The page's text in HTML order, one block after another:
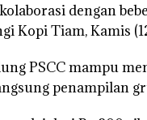
dengan
Kopi Tiam, Kamis
PSCC mampu
penampilan